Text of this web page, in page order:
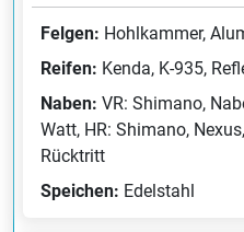
Felgen: Hohlkammer,
Reifen: Kenda, K-935,
Naben: VR: Shimano,
Watt, HR: Shimano,
Rücktritt
Speichen: Edelstahl